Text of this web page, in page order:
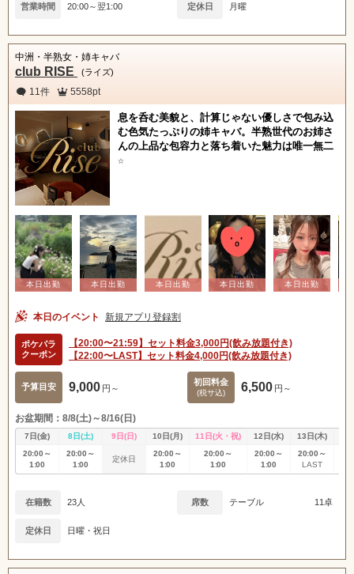
営業時間 20:00～翌1:00 定休日 月曜
中洲・半熟女・姉キャバ
club RISE (ライズ)
11件 5558pt
息を呑む美貌と、計算じゃない優しさで包み込
む色気たっぷりの姉キャバ。半熟世代のお姉さ
んの上品な包容力と落ち着いた魅力は唯一無二
☆
本日のイベント 新規アプリ登録割
ポケパラ
クーポン
【20:00〜21:59】セット料金3,000円(飲み放題付き)
【22:00〜LAST】セット料金4,000円(飲み放題付き)
予算目安 9,000 円～
初回料金
(税サ込) 6,500 円～
お盆期間：8/8(土)～8/16(日)
7日(金) 8日(土) 9日(日) 10日(月) 11日(火・祝) 12日(水) 13日(木)
20:00～
1:00
20:00～
1:00
定休日
20:00～
1:00
20:00～
1:00
20:00～
1:00
20:00～
LAST
在籍数 23人 席数 テーブル 11卓
定休日 日曜・祝日